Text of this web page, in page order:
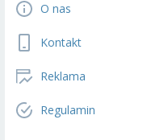
O nas
Kontakt
Reklama
Regulamin